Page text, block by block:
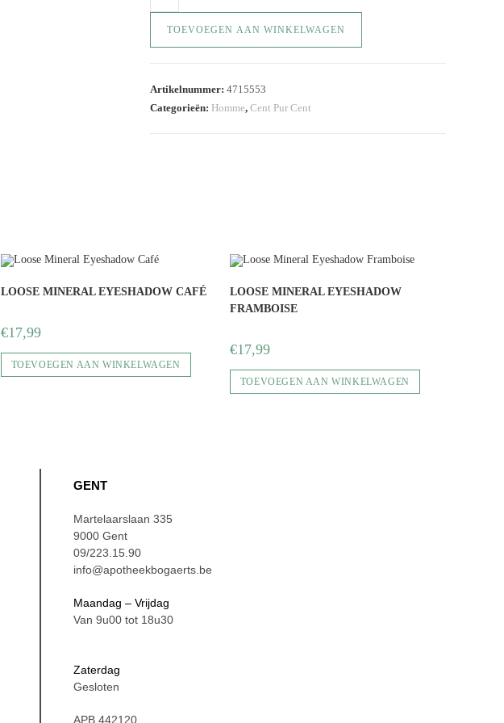
TOEVOEGEN AAN WINKELWAGEN
Artikelnummer:4715553
Categorieën: Homme,Cent Pur Cent
LOOSE MINERAL EYESHADOW CAFÉ
€17,99
TOEVOEGEN AAN WINKELWAGEN
LOOSE MINERAL EYESHADOW
FRAMBOISE
€17,99
TOEVOEGEN AAN WINKELWAGEN
GENT
Martelaarslaan 335
9000 Gent
09/223.15.90
info@apotheekbogaerts.be
Maandag – Vrijdag
Van 9u00 tot 18u30
Zaterdag
Gesloten
APB 442120